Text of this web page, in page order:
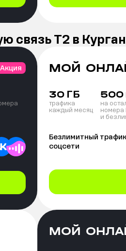
связь Т2 в
Акция МОЙ
30 ГБ
трафика
каждый месяц
500
на
номера
и
Безлимитный
соцсети
МОЙ